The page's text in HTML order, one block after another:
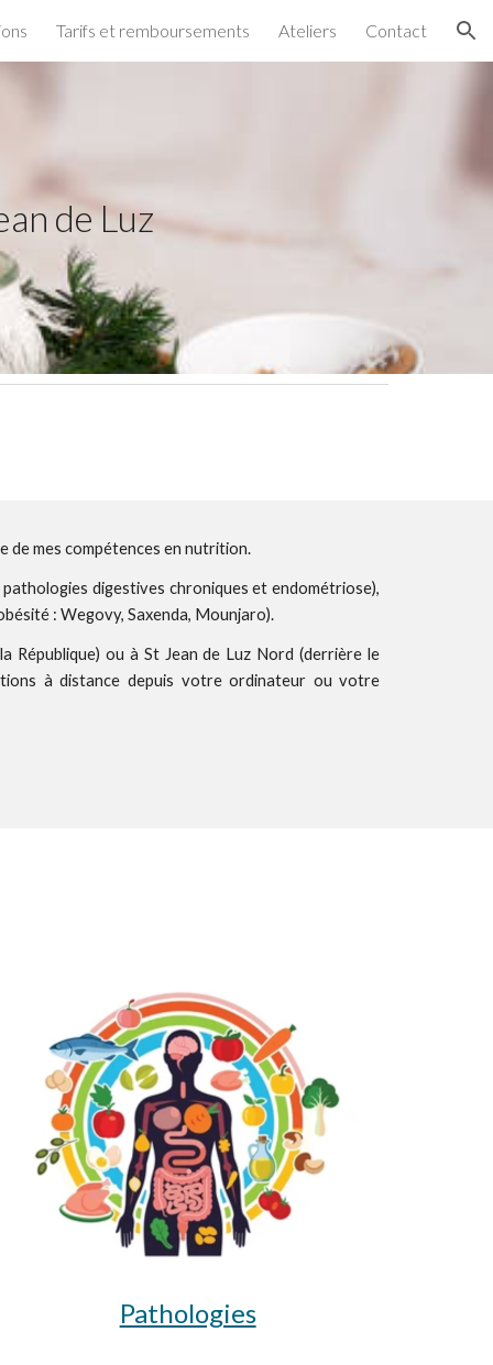
Tarifs et remboursements Ateliers Contact
de Luz
de mes compétences en nutrition.
digestives chroniques et endométriose),
: Wegovy, Saxenda, Mounjaro).
République) ou à St Jean de Luz Nord (derrière le
à distance depuis votre ordinateur ou votre
Pathologies